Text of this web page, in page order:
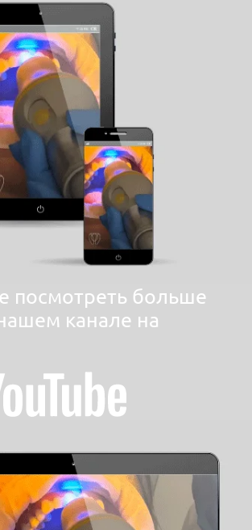
посмотреть больше
канале на